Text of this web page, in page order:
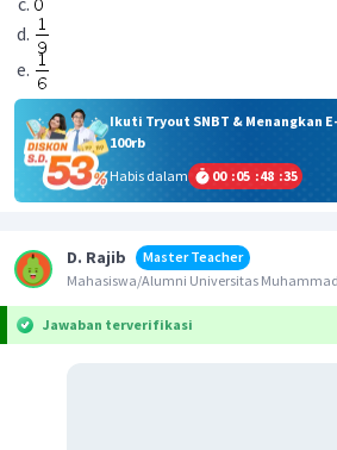
Ikuti Tryout SNBT & Menangkan
100rb
Habis dalam
00 :05 :48 :35
D. Rajib
Master Teacher
Mahasiswa/Alumni Universitas
Jawaban terverifikasi